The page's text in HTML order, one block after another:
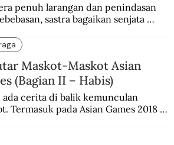
penuh larangan dan penindasan
sastra bagaikan senjata
Maskot-Maskot Asian
(Bagian II – Habis)
ada cerita di balik kemunculan
Termasuk pada Asian Games 2018